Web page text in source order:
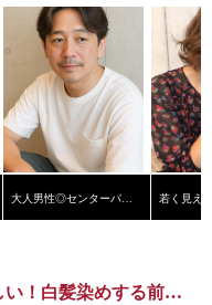
大人男性◎センターパート
30歳過ぎたら読んでほしい！白髪染めする前の注意ポイント！